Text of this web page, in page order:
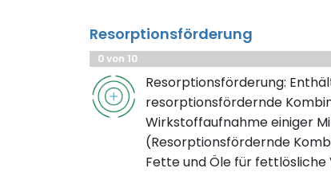
Resorptionsförderung
0 von 10
Resorptionsförderung:
resorptionsfördernde
Wirkstoffaufnahme einiger
(Resorptionsfördernde
Fette und Öle für fettlösliche